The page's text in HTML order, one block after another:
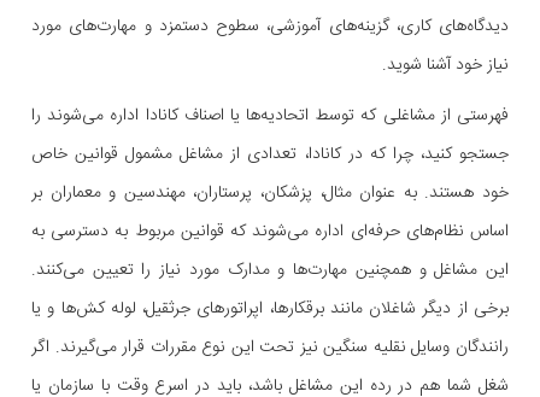
دیدگاه‌های کاری، گزینه‌های آموزشی، سطوح دستمزد و مهارت‌های مورد
نیاز خود آشنا شوید.
فهرستی از مشاغلی که توسط اتحادیه‌ها یا اصناف کانادا اداره می‌شوند را
جستجو کنید، چرا که در کانادا، تعدادی از مشاغل مشمول قوانین خاص
خود هستند. به عنوان مثال، پزشکان، پرستاران، مهندسین و معماران بر
اساس نظام‌های حرفه‌ای اداره می‌شوند که قوانین مربوط به دسترسی به
این مشاغل و همچنین مهارت‌ها و مدارک مورد نیاز را تعیین می‌کنند.
برخی از دیگر شاغلان مانند برقکارها، اپراتورهای جرثقیل، لوله کش‌ها و یا
رانندگان وسایل نقلیه سنگین نیز تحت این نوع مقررات قرار می‌گیرند. اگر
شغل شما هم در رده این مشاغل باشد، باید در اسرع وقت با سازمان یا